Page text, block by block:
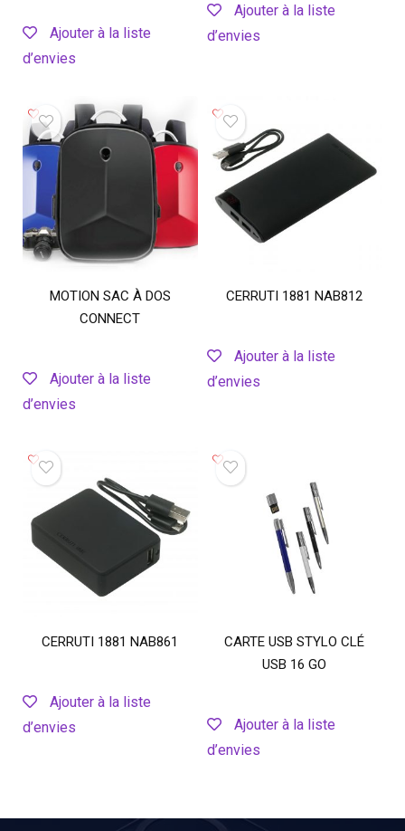
Ajouter à la liste
d’envies
Ajouter à la liste
d’envies
MOTION SAC À DOS
CONNECT
Ajouter à la liste
d’envies
CERRUTI 1881 NAB812
Ajouter à la liste
d’envies
CERRUTI 1881 NAB861
Ajouter à la liste
d’envies
CARTE USB STYLO CLÉ
USB 16 GO
Ajouter à la liste
d’envies